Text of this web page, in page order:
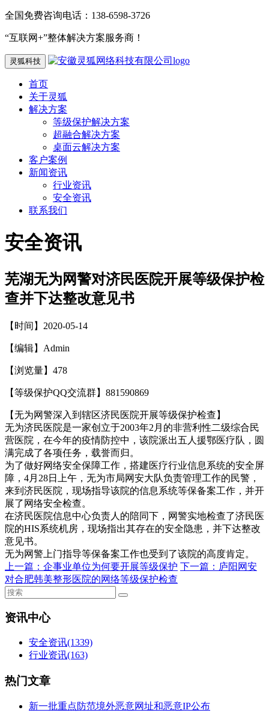
全国免费咨询电话：138-6598-3726
“互联网+”整体解决方案服务商！
灵狐科技
首页
关于灵狐
解决方案
等级保护解决方案
超融合解决方案
桌面云解决方案
客户案例
新闻资讯
行业资讯
安全资讯
联系我们
安全资讯
芜湖无为网警对济民医院开展等级保护检
查并下达整改意见书
【时间】2020-05-14
【编辑】Admin
【浏览量】 478
【等级保护QQ交流群】881590869
【无为网警深入到辖区济民医院开展等级保护检查】
无为济民医院是一家创立于2003年2月的非营利性二级综合民
营医院，在今年的疫情防控中，该院派出五人援鄂医疗队，圆
满完成了各项任务，载誉而归。
为了做好网络安全保障工作，搭建医疗行业信息系统的安全屏
障，4月28日上午，无为市局网安大队负责管理工作的民警，
来到济民医院，现场指导该院的信息系统等保备案工作，并开
展了网络安全检查。
在济民医院信息中心负责人的陪同下，网警实地检查了济民医
院的HIS系统机房，现场指出其存在的安全隐患，并下达整改
意见书。
无为网警上门指导等保备案工作也受到了该院的高度肯定。
上一篇： 企事业单位为何要开展等级保护 下一篇： 庐阳网安
对合肥韩美整形医院的网络等级保护检查
资讯中心
安全资讯(1339)
行业资讯(163)
热门文章
新一批重点防范境外恶意网址和恶意IP公布